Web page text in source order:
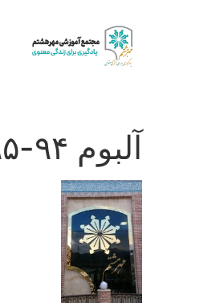
آلبوم ۹۴-۹۵